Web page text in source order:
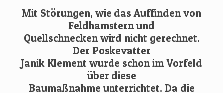
Mit Störungen, wie das Auffinden von
Feldhamstern und
Quellschnecken wird nicht gerechnet.
Der Poskevatter
Janik Klement wurde schon im Vorfeld
über diese
Baumaßnahme unterrichtet. Da die